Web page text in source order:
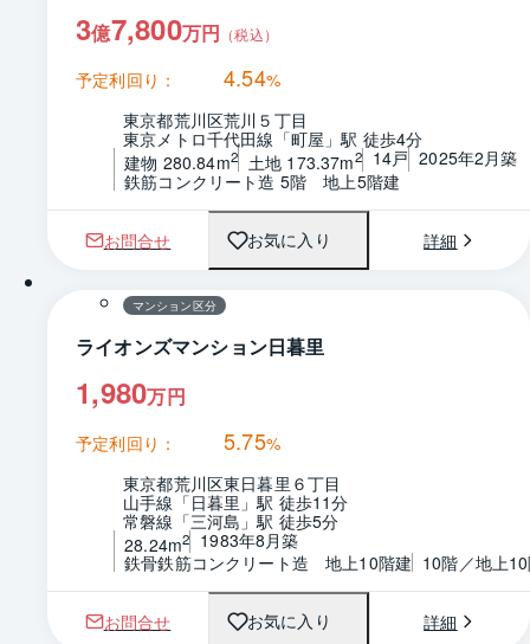
3億7,800万円 （税込）
予定利回り： 4.54%
東京都荒川区荒川５丁目
東京メトロ千代田線「町屋」駅 徒歩4分
建物 280.84m2 土地 173.37m2 14戸 2025年2月築
鉄筋コンクリート造 5階　地上5階建
お問合せ お気に入り 詳細
1 / 0 間取り
マンション区分
ライオンズマンション日暮里
1,980万円
予定利回り： 5.75%
東京都荒川区東日暮里６丁目
山手線「日暮里」駅 徒歩11分
常磐線「三河島」駅 徒歩5分
28.24m2
1983年8月築
鉄骨鉄筋コンクリート造　地上10階建 10階／地上
お問合せ お気に入り 詳細
1 / 0 間取り